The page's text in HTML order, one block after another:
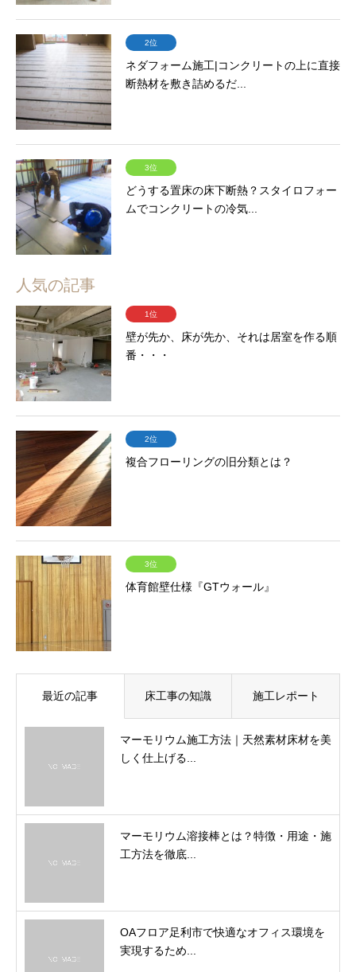
2位
ネダフォーム施工|コンクリートの上に直接
断熱材を敷き詰めるだ...
3位
どうする置床の床下断熱？スタイロフォー
ムでコンクリートの冷気...
人気の記事
1位
壁が先か、床が先か、それは居室を作る順
番・・・
2位
複合フローリングの旧分類とは？
3位
体育館壁仕様『GTウォール』
最近の記事 床工事の知識 施工レポート
マーモリウム施工方法｜天然素材床材を美
しく仕上げる...
マーモリウム溶接棒とは？特徴・用途・施
工方法を徹底...
OAフロア足利市で快適なオフィス環境を
実現するため...